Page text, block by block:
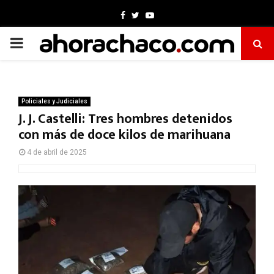
Facebook
TwitterYoutube
PRIMARY
Policiales y Judiciales
J. J. Castelli: Tres hombres detenidos
con más de doce kilos de marihuana
4 de abril de 2025